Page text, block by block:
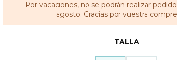
Por vacaciones, no se podrán realizar
agosto. Gracias por vuestra
TALLA